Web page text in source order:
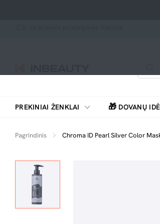
PREKINIAI ŽENKLAI 🎁 DOVANŲ
Pagrindinis Chroma ID Pearl Silver Color